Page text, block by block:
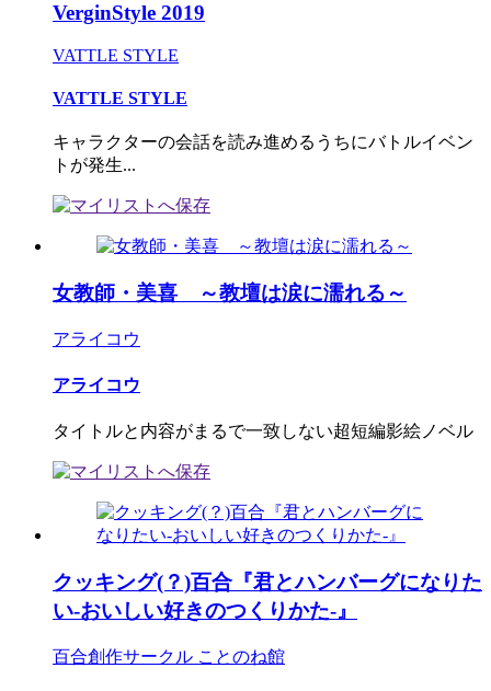
VerginStyle 2019
VATTLE STYLE
VATTLE STYLE
キャラクターの会話を読み進めるうちにバトルイベン
トが発生...
女教師・美喜 ～教壇は涙に濡れる～
アライコウ
アライコウ
タイトルと内容がまるで一致しない超短編影絵ノベル
クッキング(？)百合『君とハンバーグになりた
い-おいしい好きのつくりかた-』
百合創作サークル ことのね館